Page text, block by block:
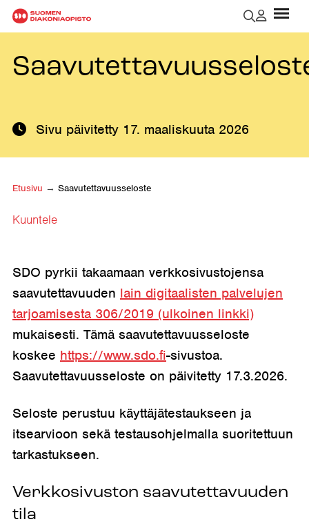
Sivu päivitetty 17. maaliskuuta 2026
Etusivu → Saavutettavuusseloste
Kuuntele
SDO pyrkii takaamaan verkkosivustojensa
saavutettavuuden lain digitaalisten palvelujen
tarjoamisesta 306/2019 (ulkoinen linkki)
mukaisesti. Tämä saavutettavuusseloste
koskee https://www.sdo.fi-sivustoa.
Saavutettavuusseloste on päivitetty 17.3.2026.
Seloste perustuu käyttäjätestaukseen ja
itsearvioon sekä testausohjelmalla suoritettuun
tarkastukseen.
Verkkosivuston saavutettavuuden
tila